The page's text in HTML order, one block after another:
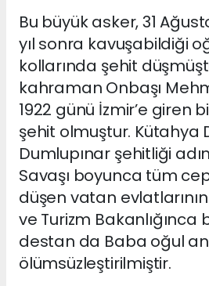
Bu büyük asker, 31
yıl sonra kavuşabildiği
kollarında şehit
kahraman Onbaşı
1922 günü İzmir’e giren
şehit olmuştur. Kütahya
Dumlupınar şehitliği
Savaşı boyunca tüm
düşen vatan evlatlarının
ve Turizm
destan da Baba oğul
ölümsüzleştirilmiştir.